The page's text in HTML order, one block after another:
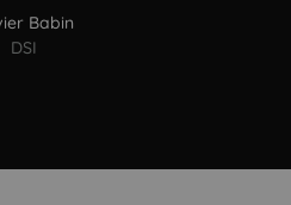
Babin
DSI